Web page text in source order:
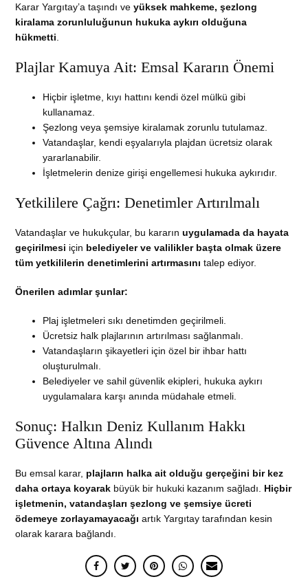
Karar Yargıtay’a taşındı veyüksek mahkeme, şezlong
kiralama zorunluluğunun hukuka aykırı olduğuna
hükmetti
Plajlar Kamuya Ait: Emsal Kararın Önemi
Hiçbir işletme, kıyı hattını kendi özel mülkü gibi
kullanamaz.
Şezlong veya şemsiye kiralamak zorunlu tutulamaz.
Vatandaşlar, kendi eşyalarıyla plajdan ücretsiz olarak
yararlanabilir.
İşletmelerin denize girişi engellemesi hukuka aykırıdır.
Yetkililere Çağrı: Denetimler Artırılmalı
Vatandaşlar ve hukukçular, bu kararınuygulamada da hayata
geçirilmesi için belediyeler ve valilikler başta olmak üzere
tüm yetkililerin denetimlerini artırmasını talep ediyor.
Önerilen adımlar şunlar:
Plaj işletmeleri sıkı denetimden geçirilmeli.
Ücretsiz halk plajlarının artırılması sağlanmalı.
Vatandaşların şikayetleri için özel bir ihbar hattı
oluşturulmalı.
Belediyeler ve sahil güvenlik ekipleri, hukuka aykırı
uygulamalara karşı anında müdahale etmeli.
Sonuç: Halkın Deniz Kullanım Hakkı
Güvence Altına Alındı
Bu emsal karar, plajların halka ait olduğu gerçeğini bir kez
daha ortaya koyarak büyük bir hukuki kazanım sağladı. Hiçbir
işletmenin, vatandaşları şezlong ve şemsiye ücreti
ödemeye zorlayamayacağı artık Yargıtay tarafından kesin
olarak karara bağlandı.